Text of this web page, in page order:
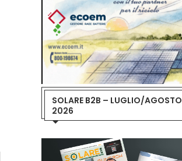
SOLARE B2B – LUGLIO/AGOSTO
2026